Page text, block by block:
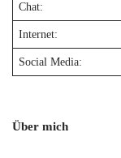
Chat:
Internet:
Social Media:
Über mich